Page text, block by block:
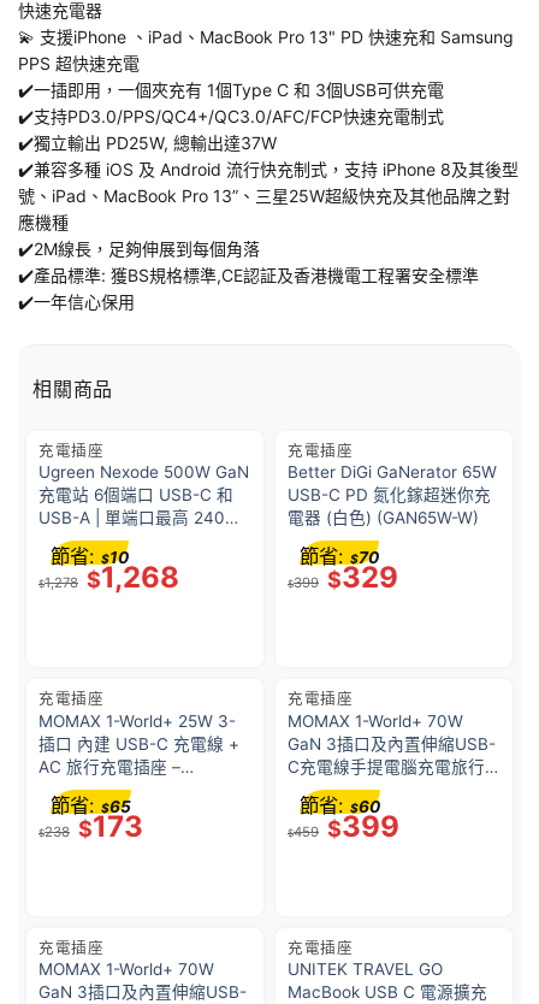
快速充電器
💫 支援iPhone 、iPad、MacBook Pro 13" PD 快速充和 Samsung
PPS 超快速充電
✔️一插即用，一個夾充有 1個Type C 和 3個USB可供充電
✔️支持PD3.0/PPS/QC4+/QC3.0/AFC/FCP快速充電制式
✔️獨立輸出 PD25W, 總輸出達37W
✔️兼容多種 iOS 及 Android 流行快充制式，支持 iPhone 8及其後型
號、iPad、MacBook Pro 13”、三星25W超級快充及其他品牌之對
應機種
✔️2M線長，足夠伸展到每個角落
✔️產品標準: 獲BS規格標準,CE認証及香港機電工程署安全標準
✔️一年信心保用
相關商品
充電插座
Ugreen Nexode 500W GaN
充電站 6個端口 USB-C 和
USB-A | 單端口最高 240W |
智能溫控設計 節省空間 |
X759/ 55551B
$1,278 $1,268
節省: $10
充電插座
Better DiGi GaNerator 65W
USB-C PD 氮化鎵超迷你充
電器 (白色) (GAN65W-W)
$399 $329
節省: $70
充電插座
MOMAX 1-World+ 25W 3-
插口 內建 USB-C 充電線 +
AC 旅行充電插座 –
UA20UKG – 綠色
$238 $173
節省: $65
充電插座
MOMAX 1-World+ 70W
GaN 3插口及內置伸縮USB-
C充電線手提電腦充電旅行
插座 – 高達 Gundam 渣古
2.0 限量版
$459 $399
節省: $60
充電插座
MOMAX 1-World+ 70W
GaN 3插口及內置伸縮USB-
充電插座
UNITEK TRAVEL GO
MacBook USB C 電源擴充